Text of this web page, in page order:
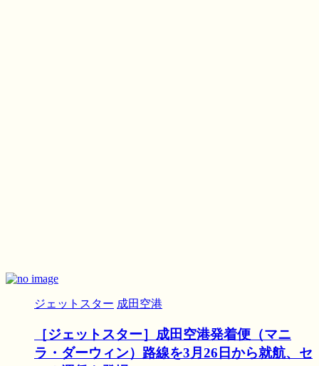
ジェットスター 成田空港
［ジェットスター］成田空港発着便（マニ
ラ・ダーウィン）路線を3月26日から就航、セ